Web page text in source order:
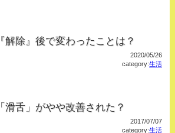
『解除』後で変わったことは？
2020/05/26
category:生活
「滑舌」がやや改善された？
2017/07/07
category:生活